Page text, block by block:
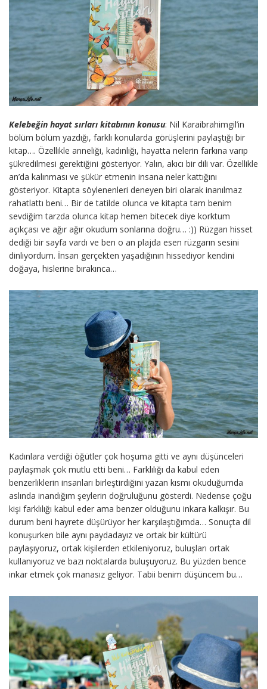
Kelebeğin hayat sırları kitabının konusu: Nil Karaibrahimgil’in
bölüm bölüm yazdığı, farklı konularda görüşlerini paylaştığı bir
kitap…. Özellikle anneliği, kadınlığı, hayatta nelerin farkına varıp
şükredilmesi gerektiğini gösteriyor. Yalın, akıcı bir dili var. Özellikle
an’da kalınması ve şükür etmenin insana neler kattığını
gösteriyor. Kitapta söylenenleri deneyen biri olarak inanılmaz
rahatlattı beni… Bir de tatilde olunca ve kitapta tam benim
sevdiğim tarzda olunca kitap hemen bitecek diye korktum
açıkçası ve ağır ağır okudum sonlarına doğru… :)) Rüzgarı hisset
dediği bir sayfa vardı ve ben o an plajda esen rüzgarın sesini
dinliyordum. İnsan gerçekten yaşadığının hissediyor kendini
doğaya, hislerine bırakınca…
Kadınlara verdiği öğütler çok hoşuma gitti ve aynı düşünceleri
paylaşmak çok mutlu etti beni… Farklılığı da kabul eden
benzerliklerin insanları birleştirdiğini yazan kısmı okuduğumda
aslında inandığım şeylerin doğruluğunu gösterdi. Nedense çoğu
kişi farklılığı kabul eder ama benzer olduğunu inkara kalkışır. Bu
durum beni hayrete düşürüyor her karşılaştığımda… Sonuçta dil
konuşurken bile aynı paydadayız ve ortak bir kültürü
paylaşıyoruz, ortak kişilerden etkileniyoruz, buluşları ortak
kullanıyoruz ve bazı noktalarda buluşuyoruz. Bu yüzden bence
inkar etmek çok manasız geliyor. Tabii benim düşüncem bu…